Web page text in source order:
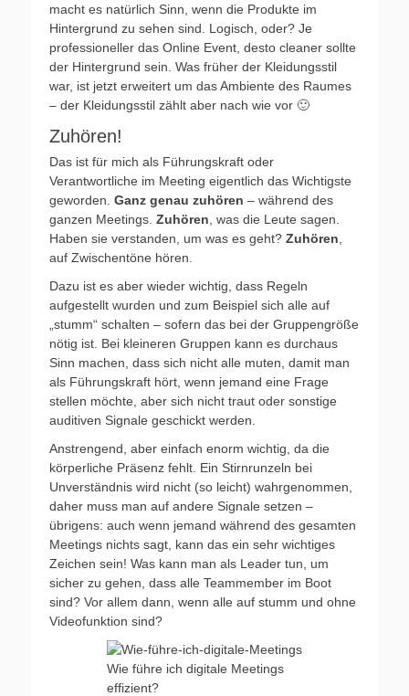
macht es natürlich Sinn, wenn die Produkte im
Hintergrund zu sehen sind. Logisch, oder? Je
professioneller das Online Event, desto cleaner sollte
der Hintergrund sein. Was früher der Kleidungsstil
war, ist jetzt erweitert um das Ambiente des Raumes
– der Kleidungsstil zählt aber nach wie vor 🙂
Zuhören!
Das ist für mich als Führungskraft oder
Verantwortliche im Meeting eigentlich das Wichtigste
geworden. Ganz genau zuhören – während des
ganzen Meetings. Zuhören , was die Leute sagen.
Haben sie verstanden, um was es geht? Zuhören
auf Zwischentöne hören.
Dazu ist es aber wieder wichtig, dass Regeln
aufgestellt wurden und zum Beispiel sich alle auf
„stumm“ schalten – sofern das bei der Gruppengröße
nötig ist. Bei kleineren Gruppen kann es durchaus
Sinn machen, dass sich nicht alle muten, damit man
als Führungskraft hört, wenn jemand eine Frage
stellen möchte, aber sich nicht traut oder sonstige
auditiven Signale geschickt werden.
Anstrengend, aber einfach enorm wichtig, da die
körperliche Präsenz fehlt. Ein Stirnrunzeln bei
Unverständnis wird nicht (so leicht) wahrgenommen,
daher muss man auf andere Signale setzen –
übrigens: auch wenn jemand während des gesamten
Meetings nichts sagt, kann das ein sehr wichtiges
Zeichen sein! Was kann man als Leader tun, um
sicher zu gehen, dass alle Teammember im Boot
sind? Vor allem dann, wenn alle auf stumm und ohne
Videofunktion sind?
Wie führe ich digitale Meetings
effizient?